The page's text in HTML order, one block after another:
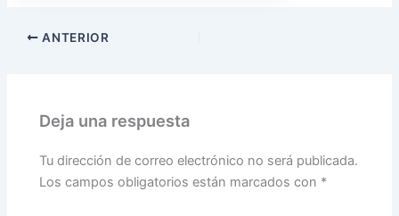
ANTERIOR
Deja una respuesta
Tu dirección de correo electrónico no será publicada.
Los campos obligatorios están marcados con *